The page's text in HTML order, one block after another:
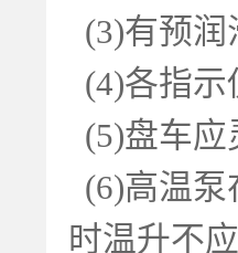
(3)有预润
(4)各指示
(5)盘车应
(6)高温泵
时温升不